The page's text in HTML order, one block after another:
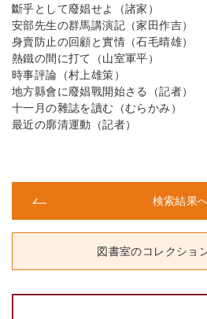
斷乎として廢娼せよ（諸家）
安部先生の群馬講演記（家田作吉）
身賣防止の回顧と實情（石毛晴雄）
熱鐵の間に打て（山室軍平）
時事評論（村上雄策）
地方縣會に廢娼戰開始さる（記者）
十一月の雜誌を讀む（むらかみ）
最近の廓清運動（記者）
検索結果
図書室のコレクショ